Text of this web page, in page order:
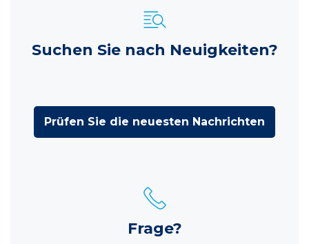
Suchen Sie nach Neuigkeiten?
Prüfen Sie die neuesten Nachrichten
Frage?